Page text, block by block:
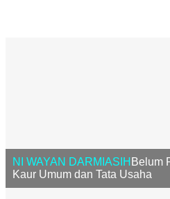
NI WAYAN DARMIASIH Belum
Kaur Umum dan Tata Usaha